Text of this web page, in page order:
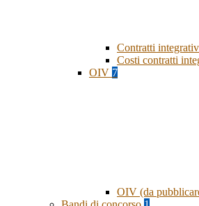
Contratti
Costi contratti
OIV 7
OIV (da